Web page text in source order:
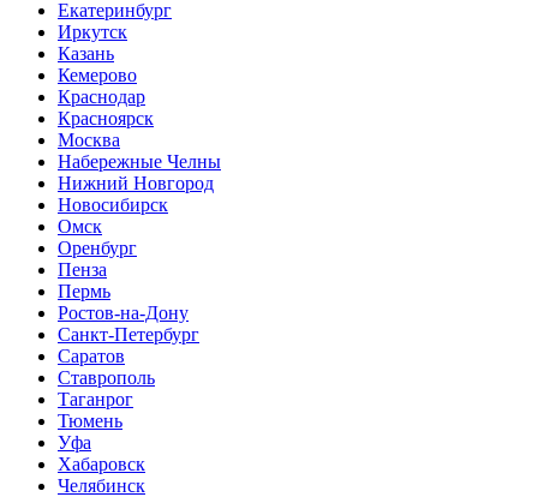
Екатеринбург
Иркутск
Казань
Кемерово
Краснодар
Красноярск
Москва
Набережные Челны
Нижний Новгород
Новосибирск
Омск
Оренбург
Пенза
Пермь
Ростов-на-Дону
Санкт-Петербург
Саратов
Ставрополь
Таганрог
Тюмень
Уфа
Хабаровск
Челябинск